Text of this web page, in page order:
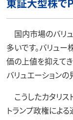
東証大型株で
国内市場のバリ
多いです。バリュー
価の上値を抑えて
バリュエーション
こうしたカタリス
トランプ政権によ